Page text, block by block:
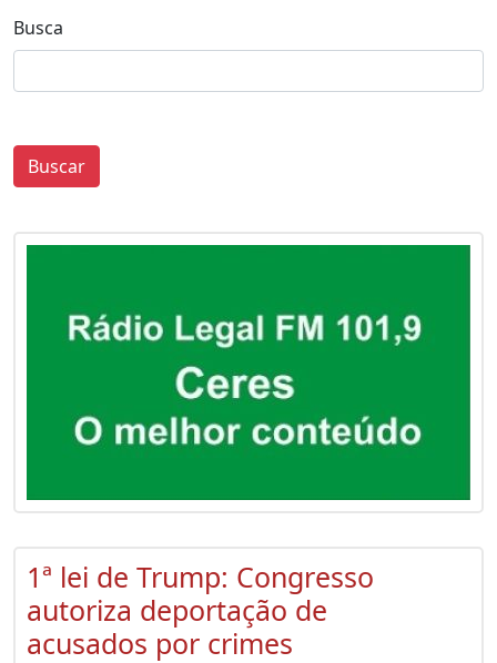
Busca
Buscar
1ª lei de Trump: Congresso
autoriza deportação de
acusados por crimes